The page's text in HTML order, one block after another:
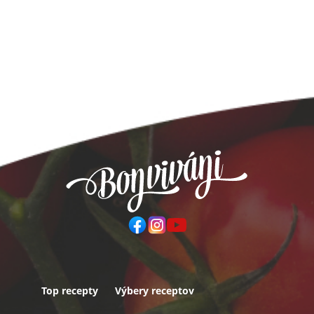
Top recepty Výbery receptov